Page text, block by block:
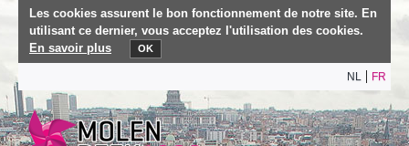
Les cookies assurent le bon fonctionnement de notre site. En
utilisant ce dernier, vous acceptez l'utilisation des cookies.
En savoir plus
OK
NL FR